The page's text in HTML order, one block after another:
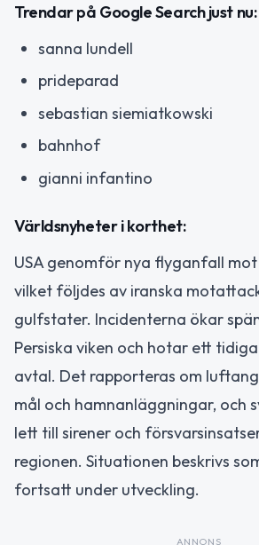
Trendar på Google Search just nu:
sanna lundell
prideparad
sebastian siemiatkowski
bahnhof
gianni infantino
Världsnyheter i korthet:
USA genomför nya flyganfall
vilket följdes av iranska
gulfstater. Incidenterna ökar
Persiska viken och hotar ett
avtal. Det rapporteras om
mål och hamnanläggningar, och
lett till sirener och
regionen. Situationen beskrivs
fortsatt under utveckling.
ANNONS